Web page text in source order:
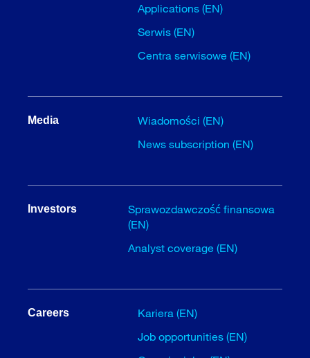
Applications (EN)
Serwis (EN)
Centra serwisowe (EN)
Media
Wiadomości (EN)
News subscription (EN)
Investors
Sprawozdawczość finansowa
(EN)
Analyst coverage (EN)
Careers
Kariera (EN)
Job opportunities (EN)